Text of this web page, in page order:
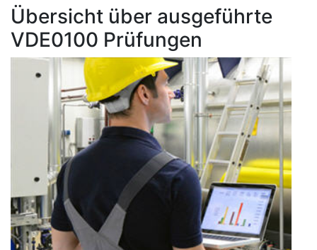
Übersicht über ausgeführte
VDE0100 Prüfungen